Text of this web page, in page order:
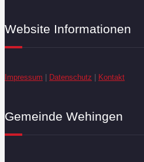
Website Informationen
Impressum Datenschutz Kontakt
Gemeinde Wehingen